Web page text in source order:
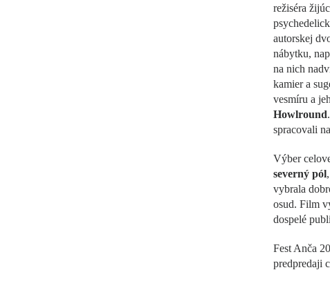
režiséra
autorskej
nábytku,
na nich
kamier a
vesmíru a
Howlround
spracovali
Výber
severný pól
vybrala
osud. Film
dospelé
Fest Anča
predpredaji